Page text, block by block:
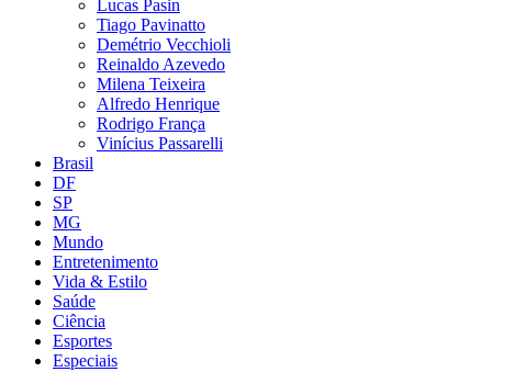
Lucas Pasin
Tiago Pavinatto
Demétrio Vecchioli
Reinaldo Azevedo
Milena Teixeira
Alfredo Henrique
Rodrigo França
Vinícius Passarelli
Brasil
DF
SP
MG
Mundo
Entretenimento
Vida & Estilo
Saúde
Ciência
Esportes
Especiais